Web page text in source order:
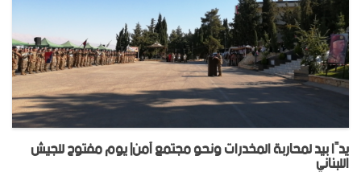
يدًا بيد لمحاربة المخدرات ونحو مجتمع آمن| يوم مفتوح للجيش
اللبناني